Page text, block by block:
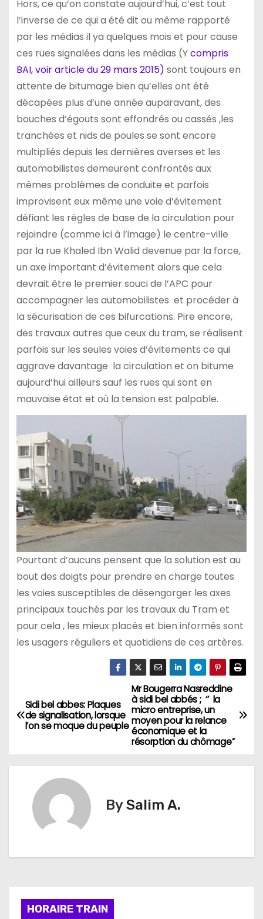
Hors, ce qu’on constate aujourd’hui, c’est tout
l’inverse de ce qui a été dit ou même rapporté
par les médias il ya quelques mois et pour cause
ces rues signalées dans les médias (Ycompris
BAI, voir article du 29 mars 2015) sont toujours en
attente de bitumage bien qu’elles ont été
décapées plus d’une année auparavant, des
bouches d’égouts sont effondrés ou cassés ,les
tranchées et nids de poules se sont encore
multipliés depuis les dernières averses et les
automobilistes demeurent confrontés aux
mêmes problèmes de conduite et parfois
improvisent eux même une voie d’évitement
défiant les règles de base de la circulation pour
rejoindre (comme ici à l’image) le centre-ville
par la rue Khaled Ibn Walid devenue par la force,
un axe important d’évitement alors que cela
devrait être le premier souci de l’APC pour
accompagner les automobilistes et procéder à
la sécurisation de ces bifurcations. Pire encore,
des travaux autres que ceux du tram, se réalisent
parfois sur les seules voies d’évitements ce qui
aggrave davantage la circulation et on bitume
aujourd’hui ailleurs sauf les rues qui sont en
mauvaise état et où la tension est palpable.
Pourtant d’aucuns pensent que la solution est au
bout des doigts pour prendre en charge toutes
les voies susceptibles de désengorger les axes
principaux touchés par les travaux du Tram et
pour cela , les mieux placés et bien informés sont
les usagers réguliers et quotidiens de ces artères.
N
a
i
o
Mr Bougerra Nasreddine
à sidi bel abbés ; ‘’ la
micro entreprise, un
moyen pour la relance
économique et la
résorption du chômage’’
Sidi bel abbes: Plaques
de signalisation, lorsque
l’on se moque du peuple
BySalim A.
HORAIRE TRAIN